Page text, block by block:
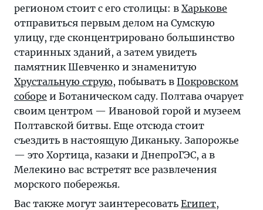
регионом стоит с его столицы: в Харькове
отправиться первым делом на Сумскую
улицу, где сконцентрировано большинство
старинных зданий, а затем увидеть
памятник Шевченко и знаменитую
Хрустальную струю, побывать в Покровском
соборе и Ботаническом саду. Полтава очарует
своим центром — Ивановой горой и музеем
Полтавской битвы. Еще отсюда стоит
съездить в настоящую Диканьку. Запорожье
— это Хортица, казаки и ДнепроГЭС, а в
Мелекино вас встретят все развлечения
морского побережья.
Вас также могут заинтересовать Египет,